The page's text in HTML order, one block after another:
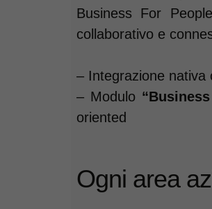
Business For
collaborativo e
– Integrazione nativa
– Modulo
oriented
Ogni area